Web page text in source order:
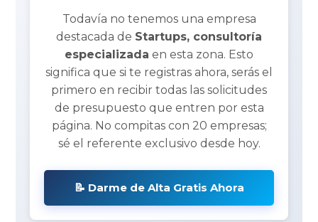
Todavía no tenemos una empresa
destacada de Startups, consultoría
especializada en esta zona. Esto
significa que si te registras ahora, serás el
primero en recibir todas las solicitudes
de presupuesto que entren por esta
página. No compitas con 20 empresas;
sé el referente exclusivo desde hoy.
📝 Darme de Alta Gratis Ahora